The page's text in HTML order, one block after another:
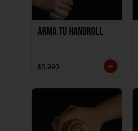
Arma tu handroll
$5.990